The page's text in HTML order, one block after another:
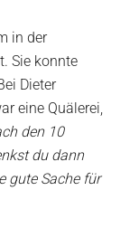
in der
Sie konnte
Dieter
eine Quälerei,
den 10
du dann
gute Sache für